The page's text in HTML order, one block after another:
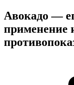
Авокадо —
применение